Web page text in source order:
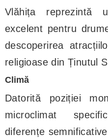
Vlăhița reprezintă
excelent pentru
descoperirea
religioase din Ținutul
Climă
Datorită poziției
microclimat
diferențe